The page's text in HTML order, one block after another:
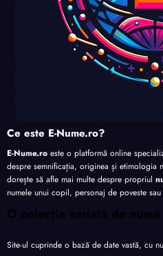
Ce este E-Nume.ro?
E-Nume.ro este o platformă online
despre semnificația, originea și etimologia
dorește să afle mai multe despre propriul
numele unui copil, personaj de poveste
O colecție variată de nume
Site-ul cuprinde o bază de date vastă, cu